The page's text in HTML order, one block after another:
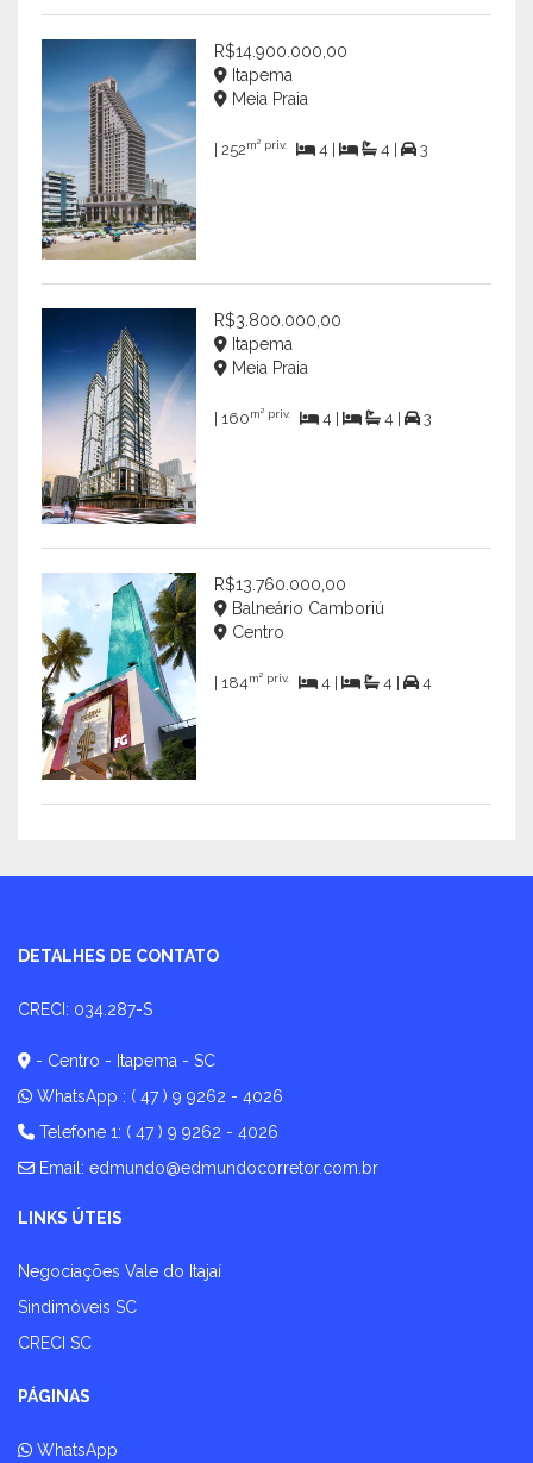
R$14.900.000,00
Itapema
Meia Praia
| 252m² priv. 4 | 4 | 3
R$3.800.000,00
Itapema
Meia Praia
| 160m² priv. 4 | 4 | 3
R$13.760.000,00
Balneário Camboriú
Centro
| 184m² priv. 4 | 4 | 4
DETALHES DE CONTATO
CRECI: 034.287-S
- Centro - Itapema - SC
WhatsApp : ( 47 ) 9 9262 - 4026
Telefone 1: ( 47 ) 9 9262 - 4026
Email: edmundo@edmundocorretor.com.br
LINKS ÚTEIS
Negociações Vale do Itajaí
Sindimóveis SC
CRECI SC
PÁGINAS
WhatsApp